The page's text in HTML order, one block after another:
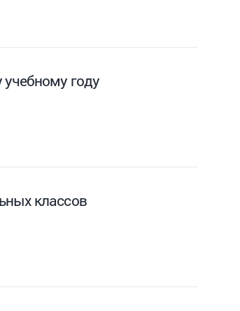
году
классов